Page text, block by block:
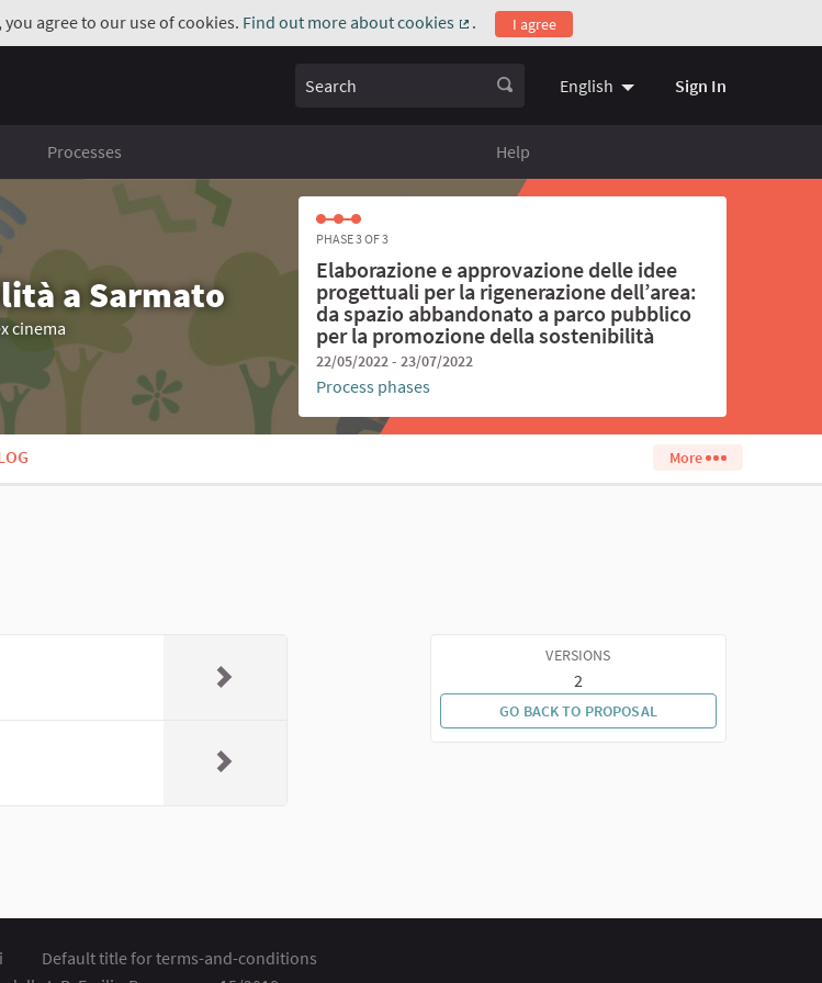
agree to our use of cookies. Find out more about cookies
(External link)
. I agree
Search English Choose language
Sign In
Processes Help
a Sarmato
cinema
PHASE 3 OF 3
Elaborazione e approvazione delle idee
progettuali per la rigenerazione dell’area:
da spazio abbandonato a parco pubblico
per la promozione della sostenibilità
22/05/2022 - 23/07/2022
Process phases
More
VERSIONS
2
GO BACK TO PROPOSAL
Default title for terms-and-conditions